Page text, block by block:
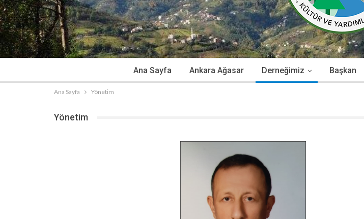
Ana Sayfa Ankara Ağasar Derneğimiz Başkan
Ana Sayfa Yönetim
Yönetim